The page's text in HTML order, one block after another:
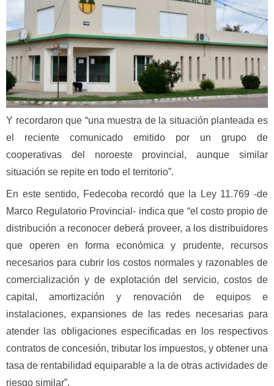
Y recordaron que “una muestra de la situación planteada es
el reciente comunicado emitido por un grupo de
cooperativas del noroeste provincial, aunque similar
situación se repite en todo el territorio”.
En este sentido, Fedecoba recordó que la Ley 11.769 -de
Marco Regulatorio Provincial- indica que “el costo propio de
distribución a reconocer deberá proveer, a los distribuidores
que operen en forma económica y prudente, recursos
necesarios para cubrir los costos normales y razonables de
comercialización y de explotación del servicio, costos de
capital, amortización y renovación de equipos e
instalaciones, expansiones de las redes necesarias para
atender las obligaciones especificadas en los respectivos
contratos de concesión, tributar los impuestos, y obtener una
tasa de rentabilidad equiparable a la de otras actividades de
riesgo similar”.